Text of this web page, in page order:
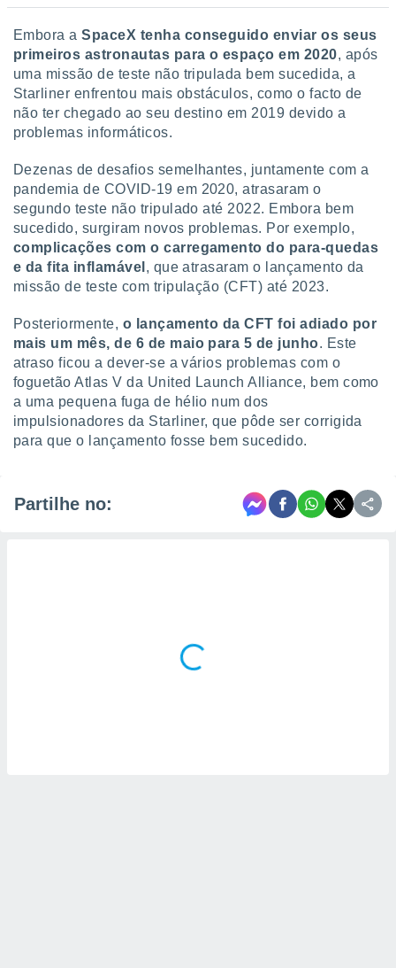
Embora aSpaceX tenha conseguido enviar os seus
primeiros astronautas para o espaço em 2020, após
uma missão de teste não tripulada bem sucedida, a
Starliner enfrentou mais obstáculos, como o facto de
não ter chegado ao seu destino em 2019 devido a
problemas informáticos.
Dezenas de desafios semelhantes, juntamente com a
pandemia de COVID-19 em 2020, atrasaram o
segundo teste não tripulado até 2022. Embora bem
sucedido, surgiram novos problemas. Por exemplo,
complicações com o carregamento do para-quedas
e da fita inflamável , que atrasaram o lançamento da
missão de teste com tripulação (CFT) até 2023.
Posteriormente, o lançamento da CFT foi adiado por
mais um mês, de 6 de maio para 5 de junho. Este
atraso ficou a dever-se a vários problemas com o
foguetão Atlas V da United Launch Alliance, bem como
a uma pequena fuga de hélio num dos
impulsionadores da Starliner, que pôde ser corrigida
para que o lançamento fosse bem sucedido.
Partilhe no: